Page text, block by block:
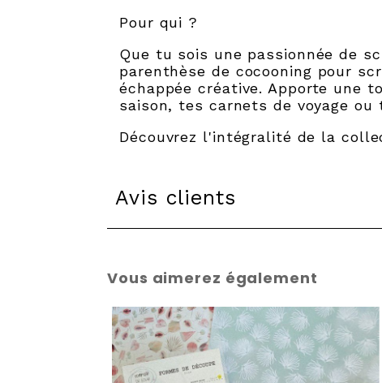
Pour qui ?
Que tu sois une passionnée de
parenthèse de cocooning pour
échappée créative. Apporte une
saison, tes carnets de voyage ou
Découvrez l'intégralité de la
Avis clients
Vous aimerez également